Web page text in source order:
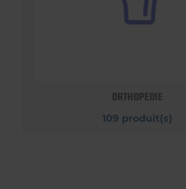
ORTHOPEDIE
109 produit(s)